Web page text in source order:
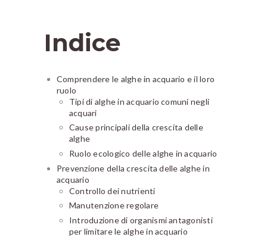
Indice
Comprendere le alghe in acquario e il loro
ruolo
Tipi di alghe in acquario comuni negli
acquari
Cause principali della crescita delle
alghe
Ruolo ecologico delle alghe in acquario
Prevenzione della crescita delle alghe in
acquario
Controllo dei nutrienti
Manutenzione regolare
Introduzione di organismi antagonisti
per limitare le alghe in acquario